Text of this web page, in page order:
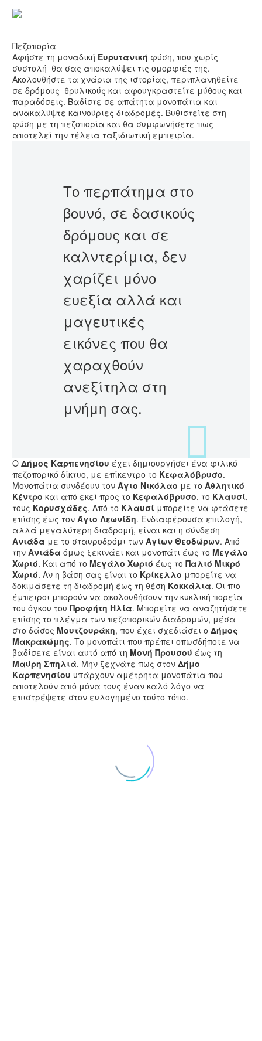
ΠΕΖΟΠΟΡΙΑ
Πεζοπορία
Αφήστε τη μοναδική Ευρυτανική φύση, που χωρίς
συστολή θα σας αποκαλύψει τις ομορφιές της.
Ακολουθήστε τα χνάρια της ιστορίας, περιπλανηθείτε
σε δρόμους θρυλικούς και αφουγκραστείτε μύθους και
παραδόσεις. Βαδίστε σε απάτητα μονοπάτια και
ανακαλύψτε καινούριες διαδρομές. Βυθιστείτε στη
φύση με τη πεζοπορία και θα συμφωνήσετε πως
αποτελεί την τέλεια ταξιδιωτική εμπειρία.
Το περπάτημα στο
βουνό, σε δασικούς
δρόμους και σε
καλντερίμια, δεν
χαρίζει μόνο
ευεξία αλλά και
μαγευτικές
εικόνες που θα
χαραχθούν
ανεξίτηλα στη
μνήμη σας.
Ο Δήμος Καρπενησίου έχει δημιουργήσει ένα φιλικό
πεζοπορικό δίκτυο, με επίκεντρο το Κεφαλόβρυσο.
Μονοπάτια συνδέουν τον Άγιο Νικόλαο με το Αθλητικό
Κέντρο και από εκεί προς το Κεφαλόβρυσο, το Κλαυσί,
τους Κορυσχάδες. Από το Κλαυσί μπορείτε να φτάσετε
επίσης έως τον Άγιο Λεωνίδη. Ενδιαφέρουσα επιλογή,
αλλά μεγαλύτερη διαδρομή, είναι και η σύνδεση
Ανιάδα με το σταυροδρόμι των Αγίων Θεοδώρων. Από
την Ανιάδα όμως ξεκινάει και μονοπάτι έως το Μεγάλο
Χωριό. Και από το Μεγάλο Χωριό έως το Παλιό Μικρό
Χωριό. Αν η βάση σας είναι το Κρίκελλο μπορείτε να
δοκιμάσετε τη διαδρομή έως τη θέση Κοκκάλια. Οι πιο
έμπειροι μπορούν να ακολουθήσουν την κυκλική πορεία
του όγκου του Προφήτη Ηλία. Μπορείτε να αναζητήσετε
επίσης το πλέγμα των πεζοπορικών διαδρομών, μέσα
στο δάσος Μουτζουράκη, που έχει σχεδιάσει ο Δήμος
Μακρακώμης. Το μονοπάτι που πρέπει οπωσδήποτε να
βαδίσετε είναι αυτό από τη Μονή Προυσού έως τη
Μαύρη Σπηλιά. Μην ξεχνάτε πως στον Δήμο
Καρπενησίου υπάρχουν αμέτρητα μονοπάτια που
αποτελούν από μόνα τους έναν καλό λόγο να
επιστρέψετε στον ευλογημένο τούτο τόπο.